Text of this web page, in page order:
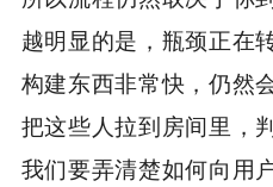
越明显的是，瓶颈正在
构建东西非常快，仍然
把这些人拉到房间里，
我们要弄清楚如何向用